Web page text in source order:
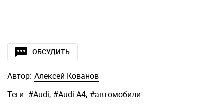
ОБСУДИТЬ
Автор: Алексей Кованов
Теги: #Audi, #Audi A4, #автомобили